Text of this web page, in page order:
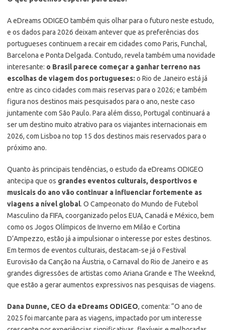
A eDreams ODIGEO também quis olhar para o futuro neste estudo,
e os dados para 2026 deixam antever que as preferências dos
portugueses continuem a recair em cidades como Paris, Funchal,
Barcelona e Ponta Delgada. Contudo, revela também uma novidade
interesante: o Brasil parece começar a ganhar terreno nas
escolhas de viagem dos portugueses: o Rio de Janeiro está já
entre as cinco cidades com mais reservas para o 2026; e também
figura nos destinos mais pesquisados para o ano, neste caso
juntamente com São Paulo. Para além disso, Portugal continuará a
ser um destino muito atrativo para os viajantes internacionais em
2026, com Lisboa no top 15 dos destinos mais reservados para o
próximo ano.
Quanto às principais tendências, o estudo da eDreams ODIGEO
antecipa que os grandes eventos culturais, desportivos e
musicais do ano vão continuar a influenciar fortemente as
viagens a nível global. O Campeonato do Mundo de Futebol
Masculino da FIFA, coorganizado pelos EUA, Canadá e México, bem
como os Jogos Olímpicos de Inverno em Milão e Cortina
D’Ampezzo, estão já a impulsionar o interesse por estes destinos.
Em termos de eventos culturais, destacam-se já o Festival
Eurovisão da Canção na Áustria, o Carnaval do Rio de Janeiro e as
grandes digressões de artistas como Ariana Grande e The Weeknd,
que estão a gerar aumentos expressivos nas pesquisas de viagens.
Dana Dunne, CEO da eDreams ODIGEO, comenta: “O ano de
2025 foi marcante para as viagens, impactado por um interesse